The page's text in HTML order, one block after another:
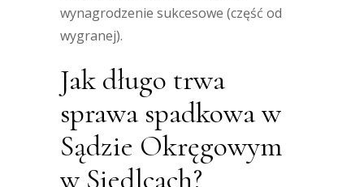
wynagrodzenie sukcesowe (część od
wygranej).
Jak długo trwa
sprawa spadkowa w
Sądzie Okręgowym
w Siedlcach?